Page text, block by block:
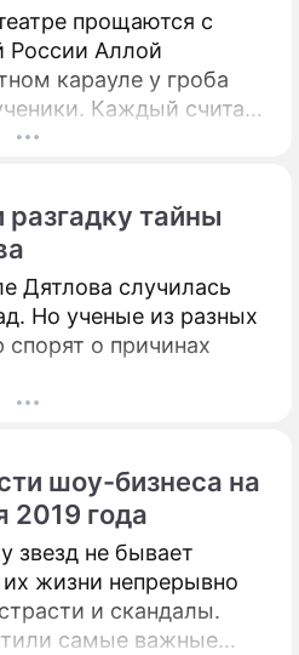
прощаются с
России Аллой
карауле у гроба
Каждый считает
и выразить
тайны
Дятлова случилась
Но ученые из разных
спорят о причинах
шоу-бизнеса на
2019 года
звезд не бывает
жизни непрерывно
и скандалы.
самые важные